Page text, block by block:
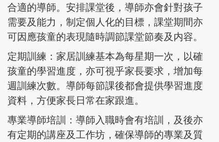
合適的導師。安排課堂後，導師亦會針對孩子
需要及能力，制定個人化的目標，課堂期間亦
可因應孩童的表現隨時調節課堂節奏及内容。
定期訓練：家居訓練基本為每星期一次，以確
孩童的學習進度，亦可視乎家長要求，增加每
週訓練次數。導師每節課後都會提供學習進度
資料，方便家長日常在家跟進。
專業導師培訓：導師入職時會有培訓，及後亦
有定期的講座及工作坊，確保導師的專業及質